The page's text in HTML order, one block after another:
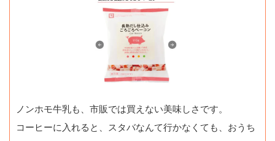
ノンホモ牛乳も、市販では買えない美味しさです。
コーヒーに入れると、スタバなんて行かなくても、おうち